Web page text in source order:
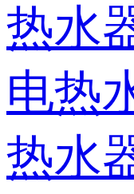
热水
电热
热水